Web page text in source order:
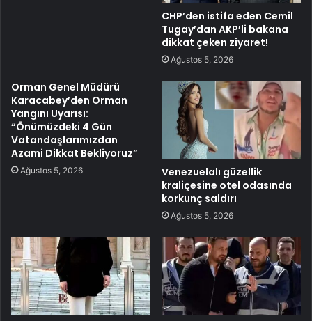
CHP’den istifa eden Cemil
Tugay’dan AKP’li bakana
dikkat çeken ziyaret!
Ağustos 5, 2026
Orman Genel Müdürü
Karacabey’den Orman
Yangını Uyarısı:
“Önümüzdeki 4 Gün
Vatandaşlarımızdan
Azami Dikkat Bekliyoruz”
Ağustos 5, 2026
Venezuelalı güzellik
kraliçesine otel odasında
korkunç saldırı
Ağustos 5, 2026